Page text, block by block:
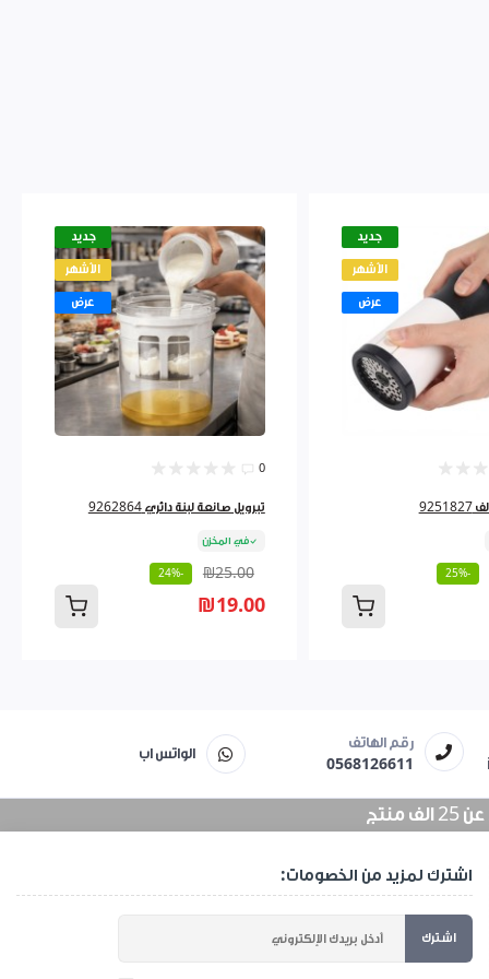
جديد
الأشهر
عرض
-25%
جديد
الأشهر
عرض
0
تبرويل صانعة لبنة دائري 9262864
في المخزن
₪25.00
-24%
₪19.00
رقم الهاتف
0568126611
الواتس اب
اشترك لمزيد من الخصومات:
اشترك